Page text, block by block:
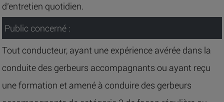
d’entretien quotidien.
Public concerné :
Tout conducteur, ayant une expérience avérée dans la
conduite des gerbeurs accompagnants ou ayant reçu
une formation et amené à conduire des gerbeurs